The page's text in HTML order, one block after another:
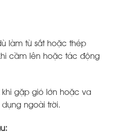
làm từ sắt hoặc thép
cầm lên hoặc tác động
khi gặp gió lớn hoặc va
ngoài trời.